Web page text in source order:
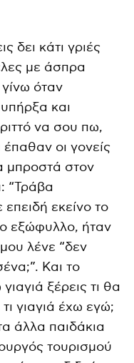
δει κάτι γριές
με άσπρα
όταν
και
να σου πω,
οι γονείς
μπροστά στον
“Τράβα
εκείνο το
εξώφυλλο, ήταν
λένε “δεν
Και το
ξέρεις τι θα
γιαγιά έχω εγώ;
άλλα παιδάκια
τουρισμού